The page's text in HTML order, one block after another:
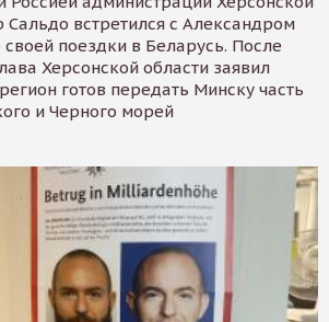
встретился с Александром
поездки в Беларусь. После
Херсонской области заявил
готов передать Минску часть
и Черного морей